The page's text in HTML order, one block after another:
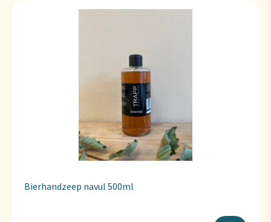
Bierhandzeep navul 500ml